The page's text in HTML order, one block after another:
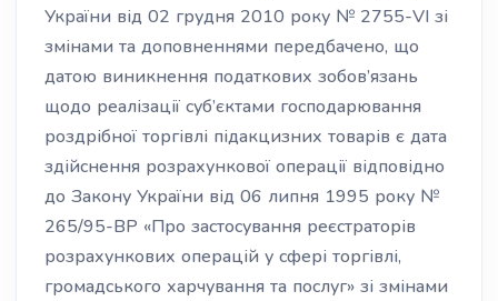
України від 02 грудня 2010 року № 2755-VI зі
змінами та доповненнями передбачено, що
датою виникнення податкових зобов’язань
щодо реалізації суб’єктами господарювання
роздрібної торгівлі підакцизних товарів є дата
здійснення розрахункової операції відповідно
до Закону України від 06 липня 1995 року №
265/95-ВР «Про застосування реєстраторів
розрахункових операцій у сфері торгівлі,
громадського харчування та послуг» зі змінами